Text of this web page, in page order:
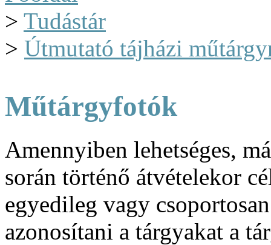
> Tudástár
> Útmutató tájházi
Műtárgyfotók
Amennyiben lehetséges,
során történő átvételekor
egyedileg vagy
azonosítani a tárgyakat a